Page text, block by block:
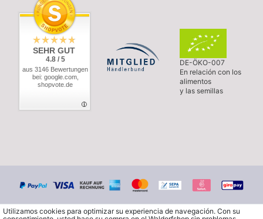
SEHR GUT
4.8 / 5
aus 3146 Bewertungen
bei: google.com,
shopvote.de
DE-ÖKO-007
En relación con los
alimentos
y las semillas
Utilizamos cookies para optimizar su experiencia de navegación. Con su